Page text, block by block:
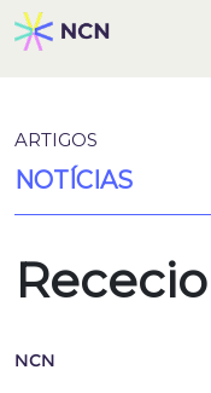
ARTIGOS
NOTÍCIAS
NCN